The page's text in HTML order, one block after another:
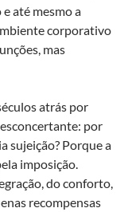
até mesmo a
corporativo
mas
atrás por
por
sujeição? Porque a
imposição.
do conforto,
recompensas